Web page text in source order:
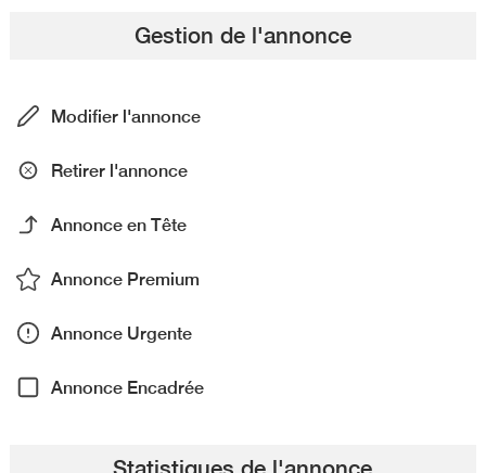
Gestion de l'annonce
Modifier l'annonce
Retirer l'annonce
Annonce en Tête
Annonce Premium
Annonce Urgente
Annonce Encadrée